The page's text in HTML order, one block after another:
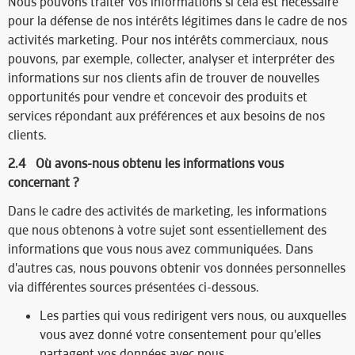
pour la défense de nos intérêts légitimes dans le cadre de nos
activités marketing. Pour nos intérêts commerciaux, nous
pouvons, par exemple, collecter, analyser et interpréter des
informations sur nos clients afin de trouver de nouvelles
opportunités pour vendre et concevoir des produits et
services répondant aux préférences et aux besoins de nos
clients.
2.4 Où avons-nous obtenu les informations vous
concernant ?
Dans le cadre des activités de marketing, les informations
que nous obtenons à votre sujet sont essentiellement des
informations que vous nous avez communiquées. Dans
d'autres cas, nous pouvons obtenir vos données personnelles
via différentes sources présentées ci-dessous.
Les parties qui vous redirigent vers nous, ou auxquelles
vous avez donné votre consentement pour qu'elles